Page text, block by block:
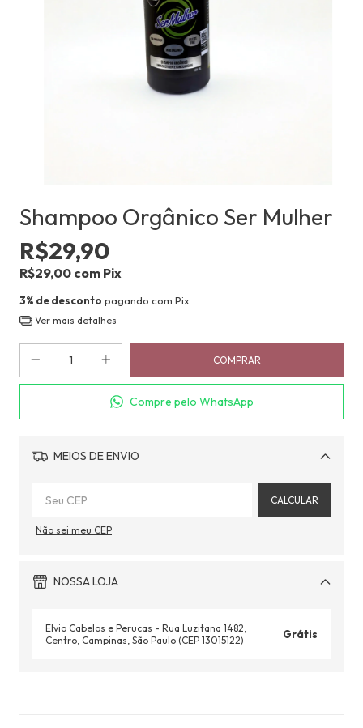
Shampoo Orgânico Ser Mulher
R$29,90
R$29,00 com Pix
3% de desconto pagando com Pix
Ver mais detalhes
Compre pelo WhatsApp
MEIOS DE ENVIO
Alterar CEP
CALCULAR
Não sei meu CEP
NOSSA LOJA
Elvio Cabelos e Perucas - Rua Luzitana 1482,
Centro, Campinas, São Paulo (CEP 13015122)
Grátis